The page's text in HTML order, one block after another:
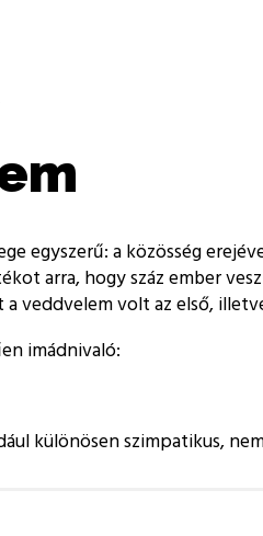
egyszerű: a közösség
arra, hogy száz ember
veddvelem volt az első,
imádnivaló:
különösen szimpatikus,